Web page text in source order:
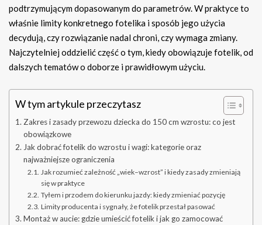
podtrzymującym dopasowanym do parametrów. W praktyce to
właśnie limity konkretnego fotelika i sposób jego użycia
decydują, czy rozwiązanie nadal chroni, czy wymaga zmiany.
Najczytelniej oddzielić część o tym, kiedy obowiązuje fotelik, od
dalszych tematów o doborze i prawidłowym użyciu.
W tym artykule przeczytasz
Zakres i zasady przewozu dziecka do 150 cm wzrostu: co jest
obowiązkowe
Jak dobrać fotelik do wzrostu i wagi: kategorie oraz
najważniejsze ograniczenia
Jak rozumieć zależność „wiek–wzrost” i kiedy zasady zmieniają
się w praktyce
Tyłem i przodem do kierunku jazdy: kiedy zmieniać pozycję
Limity producenta i sygnały, że fotelik przestał pasować
Montaż w aucie: gdzie umieścić fotelik i jak go zamocować